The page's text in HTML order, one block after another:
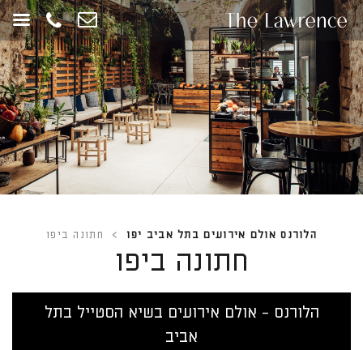
תחילתו
של
דף
אינטרנט,
לחץ
אנטר
כדי
לעבור
לאזור
תוכן
הלורנס אולם אירועים בתל אביב יפו > חתונה ביפו
חתונה ביפו
הלורנס - אולם אירועים בשיא הסטייל בתל
אביב